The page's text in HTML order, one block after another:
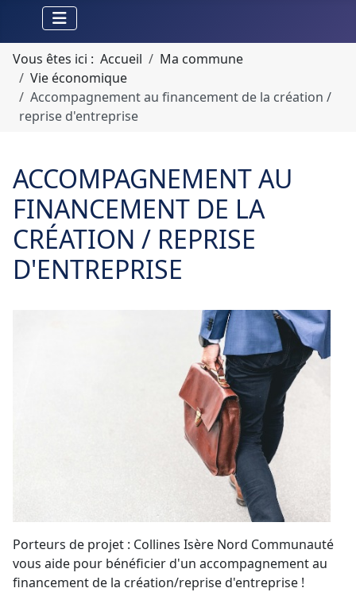
Vous êtes ici : Accueil
Ma commune
Vie économique
Accompagnement au financement de la création /
reprise d'entreprise
ACCOMPAGNEMENT AU
FINANCEMENT DE LA
CRÉATION / REPRISE
D'ENTREPRISE
Porteurs de projet : Collines Isère Nord Communauté
vous aide pour bénéficier d'un accompagnement au
financement de la création/reprise d'entreprise !